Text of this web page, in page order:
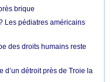
brique
Les pédiatres américains
des droits humains reste
d’un détroit près de Troie la